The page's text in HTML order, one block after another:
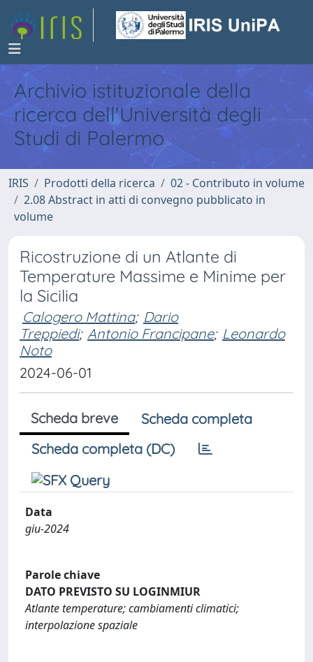
Archivio istituzionale della
ricerca dell'Università degli
Studi di Palermo
IRIS Prodotti della ricerca
02 - Contributo in volume
2.08 Abstract in atti di convegno pubblicato in
volume
Ricostruzione di un Atlante di
Temperature Massime e Minime per
la Sicilia
Calogero Mattina; Dario
Treppiedi; Antonio Francipane; Leonardo
Noto
2024-06-01
Scheda breve
Scheda completa
Scheda completa (DC)
Data
giu-2024
Parole chiave
DATO PREVISTO SU LOGINMIUR
Atlante temperature; cambiamenti climatici;
interpolazione spaziale